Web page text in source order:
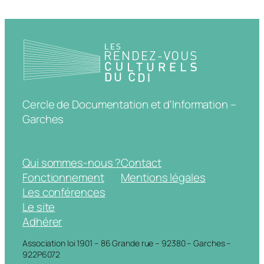
Cercle de Documentation et d'Information –
Garches
Qui sommes-nous ?
Fonctionnement
Les conférences
Le site
Adhérer
Contact
Mentions légales
Association loi 1901 – 86 Grande rue – 92380 – Garches –
922P6072